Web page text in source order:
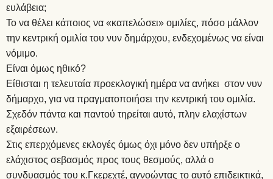
ευλάβεια;
Το να θέλει κάποιος να «καπελώσει» ομιλίες, πόσο μάλλον
την κεντρική ομιλία του νυν δημάρχου, ενδεχομένως να είναι
νόμιμο.
Είναι όμως ηθικό?
Είθισται η τελευταία προεκλογική ημέρα να ανήκει στον νυν
δήμαρχο, για να πραγματοποιήσει την κεντρική του ομιλία.
Σχεδόν πάντα και παντού τηρείται αυτό, πλην ελαχίστων
εξαιρέσεων.
Στις επερχόμενες εκλογές όμως όχι μόνο δεν υπήρξε ο
ελάχιστος σεβασμός προς τους θεσμούς, αλλά ο
συνδυασμός του κ.Γκερεχτέ, αγνοώντας το αυτό επιδεικτικά,